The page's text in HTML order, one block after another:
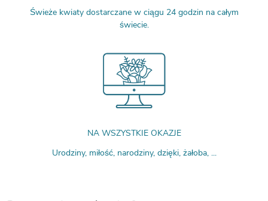
Świeże kwiaty dostarczane w ciągu 24 godzin na całym
świecie.
NA WSZYSTKIE OKAZJE
Urodziny, miłość, narodziny, dzięki, żałoba, ...